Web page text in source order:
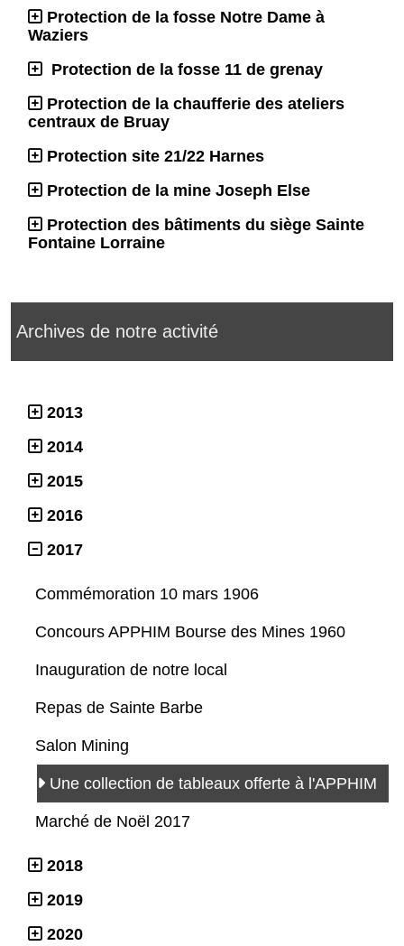
Protection de la fosse Notre Dame à
Waziers
Protection de la fosse 11 de grenay
Protection de la chaufferie des ateliers
centraux de Bruay
Protection site 21/22 Harnes
Protection de la mine Joseph Else
Protection des bâtiments du siège Sainte
Fontaine Lorraine
Archives de notre activité
2013
2014
2015
2016
2017
Commémoration 10 mars 1906
Concours APPHIM Bourse des Mines 1960
Inauguration de notre local
Repas de Sainte Barbe
Salon Mining
Une collection de tableaux offerte à l'APPHIM
Marché de Noël 2017
2018
2019
2020